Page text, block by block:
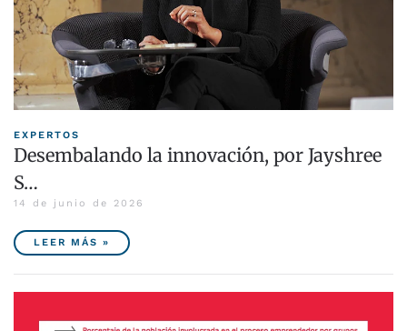
EXPERTOS
Desembalando la innovación, por Jayshree
S…
14 de junio de 2026
LEER MÁS »